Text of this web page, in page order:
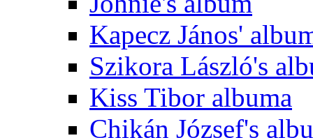
Kapecz János'
Szikora László's
Kiss Tibor albuma
Chikán József's